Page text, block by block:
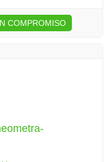
COMPROMISO